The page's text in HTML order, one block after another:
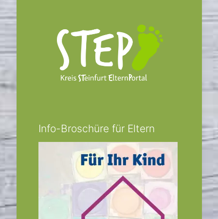
Info-Broschüre für Eltern